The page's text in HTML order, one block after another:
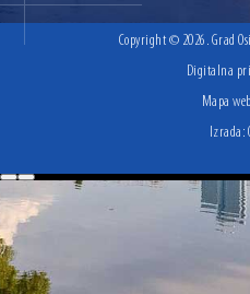
Copyright © 2026. Grad
Digitalna
Mapa
Izrada: